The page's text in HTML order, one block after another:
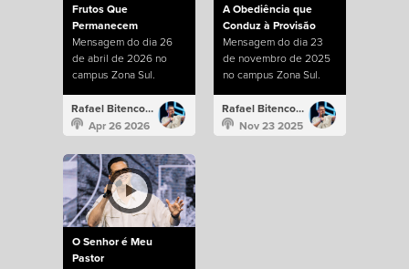
Frutos Que
Permanecem
Mensagem do dia 26
de abril de 2026 no
campus Zona Sul.
Rafael Bitencourt
Apr 26 2026
A Obediência que
Conduz à Provisão
Mensagem do dia 23
de novembro de 2025
no campus Zona Sul.
Rafael Bitencourt
Nov 23 2025
O Senhor é Meu
Pastor